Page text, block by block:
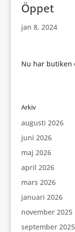
Öppet
jan 8, 2024
Nu har butiken
Arkiv
augusti 2026
juni 2026
maj 2026
april 2026
mars 2026
januari 2026
november 2025
september 2025